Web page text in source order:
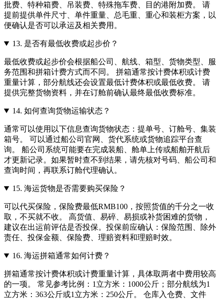
批费、特种箱费、吊装费、特殊拖车费、目的港附加费。 请
提前提供单件尺寸、单件重量、总毛重、重心和装柜方案，以
便确认是否可以承运及相关费用。
13. 是否有最低收费或起步价？
最低收费或起步价会根据船公司、航线、箱型、货物类型、服
务范围和拼箱计费方式而不同。 拼箱通常按计费体积或计费
重量计算，部分航线还会设置最低计费体积或最低收费。 请
提供完整货物资料，并在订舱前确认最终最低收费标准。
14. 如何查询货物运输状态？
通常可以使用以下信息查询货物状态：提单号、订舱号、集装
箱号。 可以通过船公司官网、货代系统或货物追踪平台查
询。 船公司系统可能要在完成装船、舱单上传或船舶开航后
才更新记录。如果暂时查不到结果，请先核对号码、船公司和
查询时间，再联系订舱代理确认。
15. 海运货物是否需要购买保险？
可以代买保险，保险费最低RMB100，按照货值的千分之一收
取，不买就不收。 高货值、易碎、易损或补货困难的货物，
建议在出运前评估是否投保。投保前应确认：保险范围、除外
责任、投保金额、保险费、理赔资料和理赔时效。
16. 海运拼箱通常如何计费？
拼箱通常按计费体积或计费重量计算，具体取两者中费用较高
的一项。 常见参考比例：1立方米：1000公斤；部分航线为1
立方米：363公斤或1立方米：250公斤。 仓库入仓费、文件